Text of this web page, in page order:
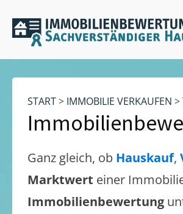
START> IMMOBILIE VERKAUFEN >
Ganz gleich, ob Hauskauf,
Marktwert einer
Immobilienbewertung